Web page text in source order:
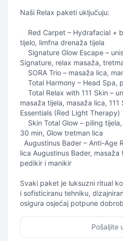
Naši Relax paketi uključuju:
Red Carpet – Hydrafacial +
tijelo, limfna drenaža tijela
Signature Glow Escape –
Signature, relax masaža,
SORA Trio – masaža lica,
Total Harmony – Head Spa,
Total Relax with 111 Skin –
masaža tijela, masaža lica, 111
Essentials (Red Light Therapy)
Skin Total Glow – piling
30 min, Glow tretman lica
Augustinus Bader – Anti-Age
lica Augustinus Bader, masaža
pedikir i manikir
Svaki paket je luksuzni ritual
i sofisticiranu tehniku,
osigura osjećaj potpune
Pošaljite